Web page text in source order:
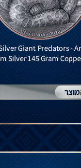
Giant Predators -
Silver 145 Gram